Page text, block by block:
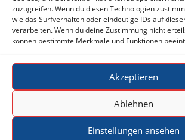
zuzugreifen. Wenn du diesen Technologien
wie das Surfverhalten oder eindeutige IDs auf
verarbeiten. Wenn du deine Zustimmung nicht
können bestimmte Merkmale und Funktionen
Akzeptieren
Ablehnen
Einstellungen ansehen
Impressum
Datenschutzerklärung
Kontakt